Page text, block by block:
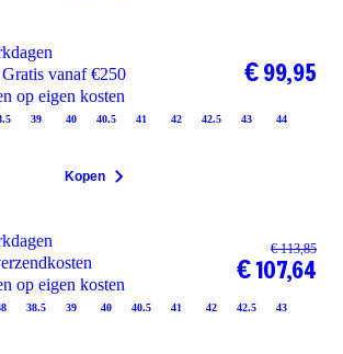
vanaf €250
op eigen kosten
39 40 40.5 41 42 42.5 43 44
€ 99,95
Kopen
op eigen kosten
38.5 39 40 40.5 41 42 42.5 43
€ 113,85
€ 107,64